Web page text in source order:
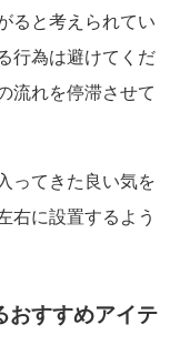
ると考えられてい
行為は避けてくだ
流れを停滞させて
ってきた良い気を
右に設置するよう
おすすめアイテ